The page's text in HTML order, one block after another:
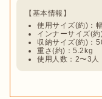
使用サイズ(約)：
インナーサイズ(
収納サイズ(約)：
重さ(約)：5.2kg
使用人数：2〜3人